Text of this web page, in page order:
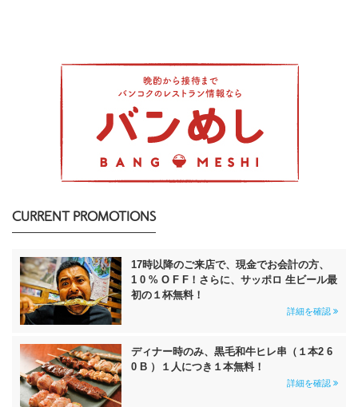
CURRENT PROMOTIONS
17時以降のご来店で、現金でお会計の方、
1 0 % O F F！さらに、サッポロ 生ビール最
初の１杯無料！
詳細を確認
ディナー時のみ、黒毛和牛ヒレ串（１本2 6
0 B ）１人につき１本無料！
詳細を確認